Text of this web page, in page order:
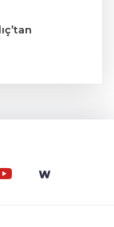
ikamet
uzatılabilecek